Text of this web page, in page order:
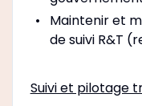
Maintenir et
de suivi R&T
Suivi et pilotage